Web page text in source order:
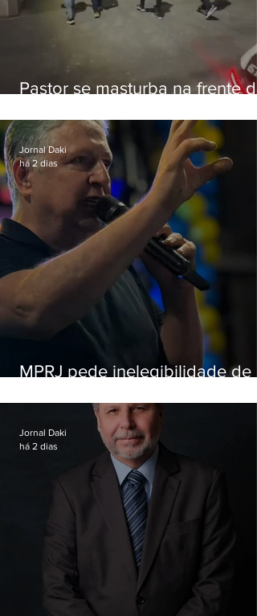
Pastor se masturba na frente de
MPRJ pede inelegibilidade de
Jornal Daki
há 2 dias
Jornal Daki
há 2 dias